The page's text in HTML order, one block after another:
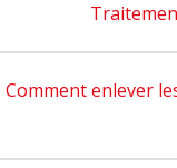
Comment enlever